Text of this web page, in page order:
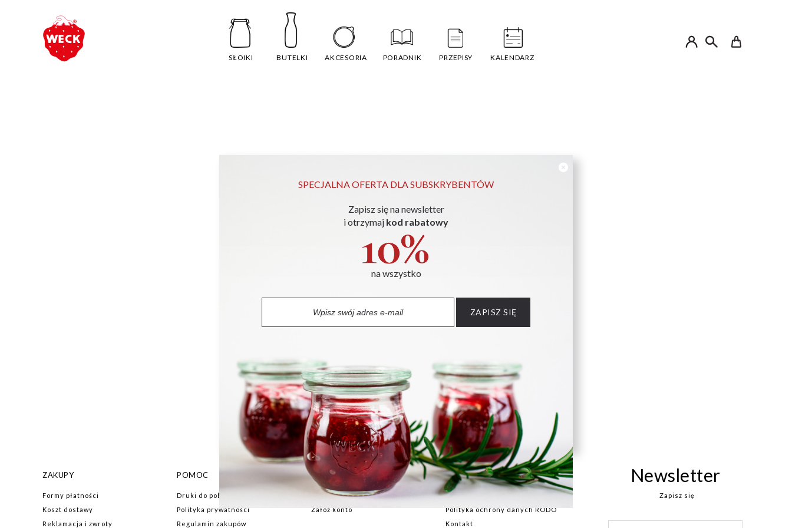
SPECJALNA OFERTA DLA SUBSKRYBENTÓW
Zapisz się na newsletter
i otrzymaj kod rabatowy
na wszystko
ZAPISZ SIĘ
SŁOIKI BUTELKI AKCESORIA PORADNIK PRZEPISY KALENDARZ
ZAKUPY
Formy płatności
Koszt dostawy
Reklamacja i zwroty
POMOC
Druki do pobrania
Polityka prywatności
Regulamin zakupów
UŻYTKOWNIK
Zaloguj się
Załóż konto
INFORMACJE
Firma WECK
Polityka ochrony danych RODO
Kontakt
Newsletter
Zapisz się